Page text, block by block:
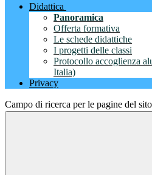
Didattica
Panoramica
Offerta formativa
Le schede didattiche
I progetti delle classi
Protocollo accoglienza
Italia)
Privacy
Campo di ricerca per le pagine del sito